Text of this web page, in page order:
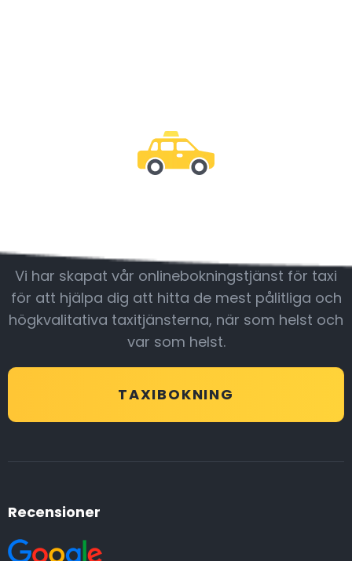
Vi har skapat vår onlinebokningstjänst för taxi
för att hjälpa dig att hitta de mest pålitliga och
högkvalitativa taxitjänsterna, när som helst och
var som helst.
TAXIBOKNING
Recensioner